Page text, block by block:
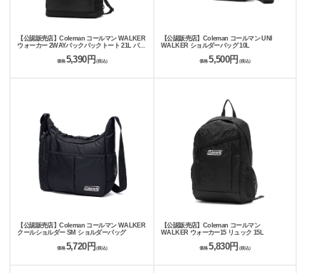
【公認販売店】Coleman コールマン WALKER
ウォーカー 2WAYバックパックトート 21L バッ
価格 5,390円 (税込)
【公認販売店】Coleman コールマン UNI
WALKER ショルダーバッグ 10L
価格5,500円 (税込)
【公認販売店】Coleman コールマン WALKER
クールショルダー SM ショルダーバッグ
価格 5,720円 (税込)
【公認販売店】Coleman コールマン
WALKER ウォーカー15 リュック 15L
価格5,830円 (税込)